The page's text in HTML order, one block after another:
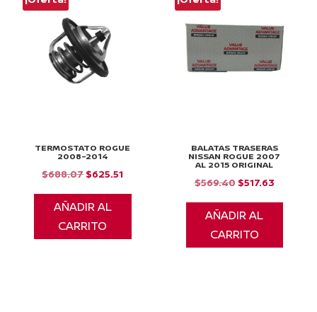
TERMOSTATO ROGUE
2008-2014
$688.07El
precio
original
era:
$625.51
precio
AÑADIR AL
CARRITO
BALATAS TRASERAS
NISSAN ROGUE 2007
AL 2015 ORIGINAL
$569.40 El
precio
original
era:
$517.63El
precio
AÑADIR AL
CARRITO